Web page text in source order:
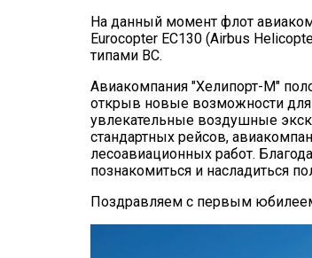
На данный момент флот
Eurocopter EC130 (Airbus
типами ВС.
Авиакомпания "Хелипорт-М"
открыв новые возможности
увлекательные воздушные
стандартных рейсов,
лесоавиационных работ.
познакомиться и насладиться
Поздравляем с первым